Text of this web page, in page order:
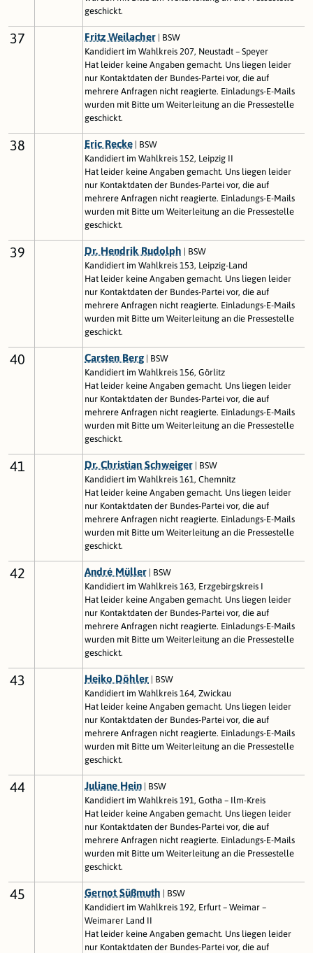
geschickt.
37 Fritz Weilacher | BSW
Kandidiert im Wahlkreis 207, Neustadt – Speyer
Hat leider keine Angaben gemacht. Uns liegen leider
nur Kontaktdaten der Bundes-Partei vor, die auf
mehrere Anfragen nicht reagierte. Einladungs-E-Mails
wurden mit Bitte um Weiterleitung an die Pressestelle
geschickt.
38 Eric Recke | BSW
Kandidiert im Wahlkreis 152, Leipzig II
Hat leider keine Angaben gemacht. Uns liegen leider
nur Kontaktdaten der Bundes-Partei vor, die auf
mehrere Anfragen nicht reagierte. Einladungs-E-Mails
wurden mit Bitte um Weiterleitung an die Pressestelle
geschickt.
39 Dr. Hendrik Rudolph | BSW
Kandidiert im Wahlkreis 153, Leipzig-Land
Hat leider keine Angaben gemacht. Uns liegen leider
nur Kontaktdaten der Bundes-Partei vor, die auf
mehrere Anfragen nicht reagierte. Einladungs-E-Mails
wurden mit Bitte um Weiterleitung an die Pressestelle
geschickt.
40 Carsten Berg | BSW
Kandidiert im Wahlkreis 156, Görlitz
Hat leider keine Angaben gemacht. Uns liegen leider
nur Kontaktdaten der Bundes-Partei vor, die auf
mehrere Anfragen nicht reagierte. Einladungs-E-Mails
wurden mit Bitte um Weiterleitung an die Pressestelle
geschickt.
41 Dr. Christian Schweiger | BSW
Kandidiert im Wahlkreis 161, Chemnitz
Hat leider keine Angaben gemacht. Uns liegen leider
nur Kontaktdaten der Bundes-Partei vor, die auf
mehrere Anfragen nicht reagierte. Einladungs-E-Mails
wurden mit Bitte um Weiterleitung an die Pressestelle
geschickt.
42 André Müller | BSW
Kandidiert im Wahlkreis 163, Erzgebirgskreis I
Hat leider keine Angaben gemacht. Uns liegen leider
nur Kontaktdaten der Bundes-Partei vor, die auf
mehrere Anfragen nicht reagierte. Einladungs-E-Mails
wurden mit Bitte um Weiterleitung an die Pressestelle
geschickt.
43 Heiko Döhler | BSW
Kandidiert im Wahlkreis 164, Zwickau
Hat leider keine Angaben gemacht. Uns liegen leider
nur Kontaktdaten der Bundes-Partei vor, die auf
mehrere Anfragen nicht reagierte. Einladungs-E-Mails
wurden mit Bitte um Weiterleitung an die Pressestelle
geschickt.
44 Juliane Hein | BSW
Kandidiert im Wahlkreis 191, Gotha – Ilm-Kreis
Hat leider keine Angaben gemacht. Uns liegen leider
nur Kontaktdaten der Bundes-Partei vor, die auf
mehrere Anfragen nicht reagierte. Einladungs-E-Mails
wurden mit Bitte um Weiterleitung an die Pressestelle
geschickt.
45 Gernot Süßmuth | BSW
Kandidiert im Wahlkreis 192, Erfurt – Weimar –
Weimarer Land II
Hat leider keine Angaben gemacht. Uns liegen leider
nur Kontaktdaten der Bundes-Partei vor, die auf